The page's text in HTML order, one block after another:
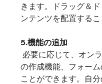
きます。ドラッグ＆
ンテンツを配置するこ
5.機能の追加
の作成機能、フォー
ことができます。自